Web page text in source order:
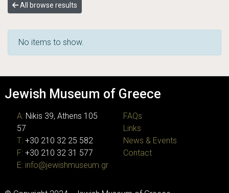
All browse results
No items to show.
Jewish Museum of Greece
A: Nikis 39, Athens 105
57
T: +30 210 32 25 582
F: +30 210 32 31 577
E: info@jewishmuseum.gr
FAQs
Links
News & Events
Contact